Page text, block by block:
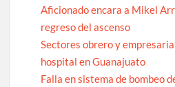
Aficionado encara a Mikel
regreso del ascenso
Sectores obrero y
hospital en Guanajuato
Falla en sistema de bombeo